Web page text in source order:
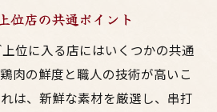
に楽しむ大阪焼鳥の注文ポイ
最強と評判の鳥料理を探すコ
位店の共通ポイント
位に入る店にはいくつかの共通
肉の鮮度と職人の技術が高いこ
は、新鮮な素材を厳選し、串打